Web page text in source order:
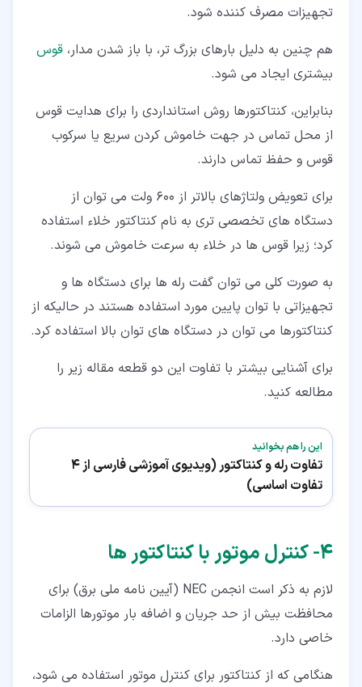
تجهیزات مصرف کننده شود.
هم چنین به دلیل بارهای بزرگ تر، با باز شدن مدار، قوس
بیشتری ایجاد می شود.
بنابراین، کنتاکتورها روش استانداردی را برای هدایت قوس
از محل تماس در جهت خاموش کردن سریع یا سرکوب
قوس و حفظ تماس دارند.
برای تعویض ولتاژهای بالاتر از 600 ولت می توان از
دستگاه های تخصصی تری به نام کنتاکتور خلاء استفاده
کرد؛ زیرا قوس ها در خلاء به سرعت خاموش می شوند.
به صورت کلی می توان گفت رله ها برای دستگاه ها و
تجهیزاتی با توان پایین مورد استفاده هستند در حالیکه از
کنتاکتورها می توان در دستگاه های توان بالا استفاده کرد.
برای آشنایی بیشتر با تفاوت این دو قطعه مقاله زیر را
مطالعه کنید.
این را هم بخوانید
تفاوت رله و کنتاکتور (ویدیوی آموزشی فارسی از 4
تفاوت اساسی)
۴‏- کنترل موتور با کنتاکتور ها
لازم به ذکر است انجمن NEC (آیین نامه ملی برق) برای
محافظت بیش از حد جریان و اضافه بار موتورها الزامات
خاصی دارد.
هنگامی که از کنتاکتور برای کنترل موتور استفاده می شود،